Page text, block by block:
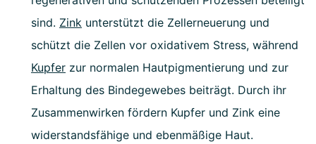
sind. Zink unterstützt die Zellerneuerung und
schützt die Zellen vor oxidativem Stress, während
Kupfer zur normalen Hautpigmentierung und zur
Erhaltung des Bindegewebes beiträgt. Durch ihr
Zusammenwirken fördern Kupfer und Zink eine
widerstandsfähige und ebenmäßige Haut.